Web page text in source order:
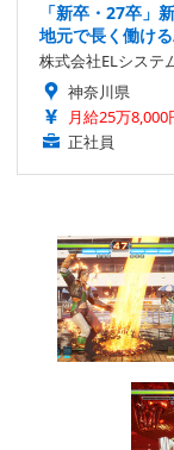
「新卒・27卒」
地元で長く働け
株式会社ELシステ
神奈川県
月給25万
正社員